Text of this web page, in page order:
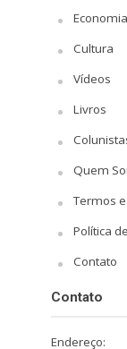
Economia
Cultura
Vídeos
Livros
Quem
Termos
Política
Contato
Contato
Endereço: